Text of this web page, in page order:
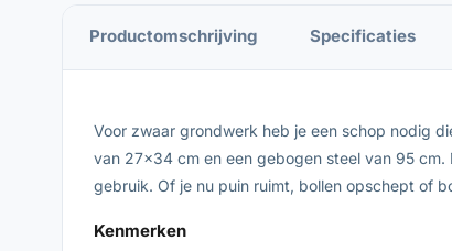
Productomschrijving Specificaties
Voor zwaar grondwerk heb je een schop nodig
van 27×34 cm en een gebogen steel van 95
gebruik. Of je nu puin ruimt, bollen opschept of
Kenmerken